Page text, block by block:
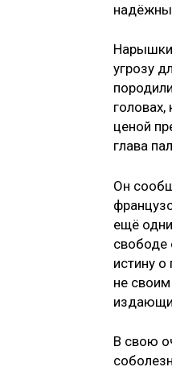
угрозу
ценой
глава
Он
ещё
свободе
истину
не
В свою